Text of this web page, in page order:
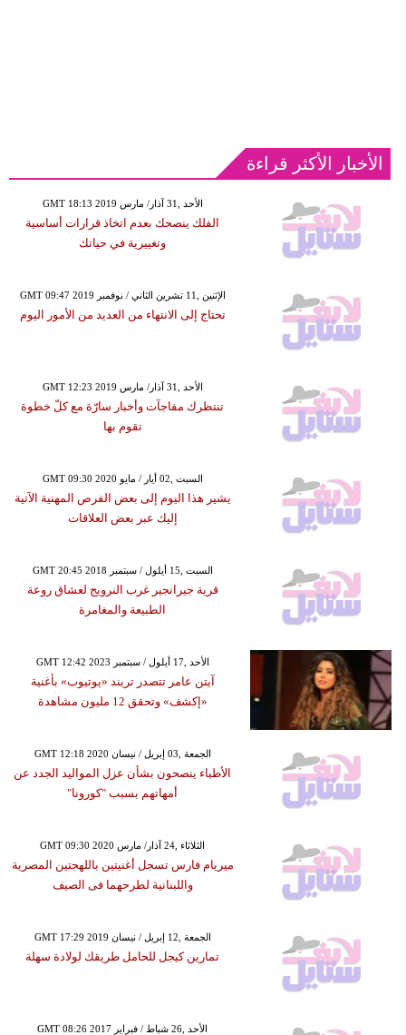
الأخبار الأكثر قراءة
GMT 18:13 2019 الأحد ,31 آذار/ مارس
الفلك ينصحك بعدم اتخاذ قرارات أساسية
وتغييرية في حياتك
GMT 09:47 2019 الإثنين ,11 تشرين الثاني / نوفمبر
تحتاج إلى الانتهاء من العديد من الأمور اليوم
GMT 12:23 2019 الأحد ,31 آذار/ مارس
تنتظرك مفاجآت وأخبار سارّة مع كلّ خطوة
تقوم بها
GMT 09:30 2020 السبت ,02 أيار / مايو
يشير هذا اليوم إلى بعض الفرص المهنية الآتية
إليك عبر بعض العلاقات
GMT 20:45 2018 السبت ,15 أيلول / سبتمبر
قرية جيرانجير غرب النرويج لعشاق روعة
الطبيعة والمغامرة
GMT 12:42 2023 الأحد ,17 أيلول / سبتمبر
آيتن عامر تتصدر تريند «يوتيوب» بأغنية
«إكشف» وتحقق 12 مليون مشاهدة
GMT 12:18 2020 الجمعة ,03 إبريل / نيسان
الأطباء ينصحون بشأن عزل المواليد الجدد عن
أمهاتهم بسبب "كورونا"
GMT 09:30 2020 الثلاثاء ,24 آذار/ مارس
ميريام فارس تسجل أغنيتين باللهجتين المصرية
واللبنانية لطرحهما فى الصيف
GMT 17:29 2019 الجمعة ,12 إبريل / نيسان
تمارين كيجل للحامل طريقك لولادة سهلة
GMT 08:26 2017 الأحد ,26 شباط / فبراير